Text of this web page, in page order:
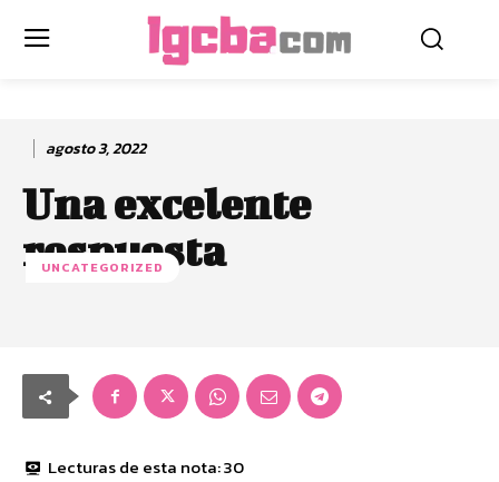
agosto 3, 2022
Una excelente
respuesta
UNCATEGORIZED
Lecturas de esta nota:30